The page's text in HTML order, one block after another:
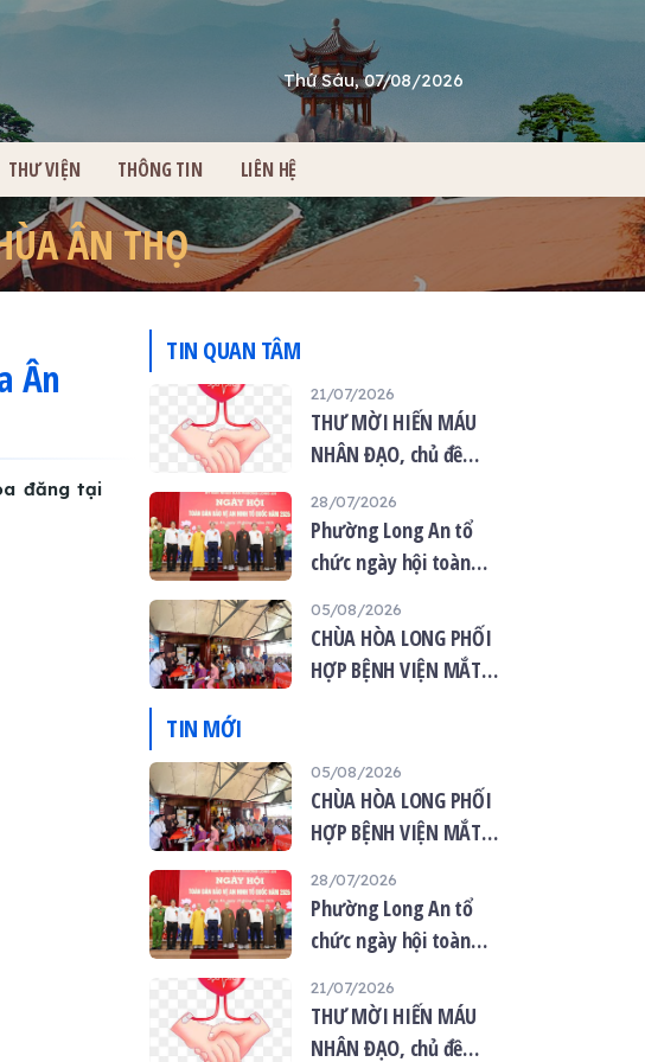
Thứ Sáu, 07/08/2026
THƯ VIỆN THÔNG TIN LIÊN HỆ
ÂN THỌ
Ân
đăng tại
TIN QUAN TÂM
21/07/2026
THƯ MỜI HIẾN MÁU
NHÂN ĐẠO, chủ đề
mùa Vu lan”
28/07/2026
Phường Long An tổ
chức ngày hội toàn
quốc năm 2026
05/08/2026
CHÙA HÒA LONG PHỐI
HỢP BỆNH VIỆN MẮT
NGƯỜI DÂN
TIN MỚI
05/08/2026
CHÙA HÒA LONG PHỐI
HỢP BỆNH VIỆN MẮT
MẮT MIỄN PHÍ CHO 120
NGƯỜI DÂN
28/07/2026
Phường Long An tổ
chức ngày hội toàn
quốc năm 2026
21/07/2026
THƯ MỜI HIẾN MÁU
NHÂN ĐẠO, chủ đề